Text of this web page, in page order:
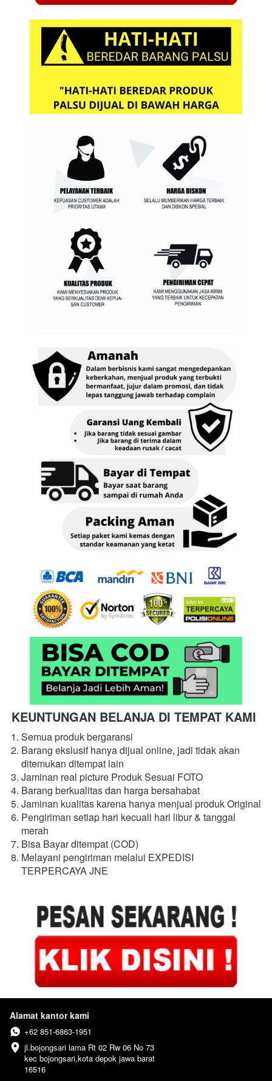
KEUNTUNGAN BELANJA DI TEMPAT KAMI
Semua produk bergaransi
Barang ekslusif hanya dijual online, jadi tidak akan
ditemukan ditempat lain
Jaminan real picture Produk Sesuai FOTO
Barang berkualitas dan harga bersahabat
Jaminan kualitas karena hanya menjual produk Original
Pengiriman setiap hari kecuali hari libur & tanggal
merah
Bisa Bayar ditempat (COD)
Melayani pengiriman melalui EXPEDISI
TERPERCAYA JNE
Alamat kantor kami
+62 851-6863-1951
jl.bojongsari lama Rt 02 Rw 06 No 73
kec bojongsari,kota depok jawa barat
16516